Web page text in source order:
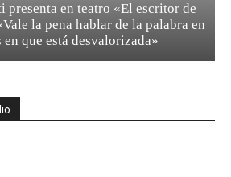
presenta en teatro «El escritor de
la pena hablar de la palabra en
en que está desvalorizada»